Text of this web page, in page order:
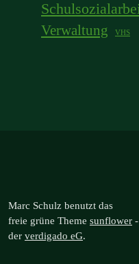
Verwaltung VHS
Marc Schulz benutzt das
freie grüne Theme sunflower
der verdigado eG.